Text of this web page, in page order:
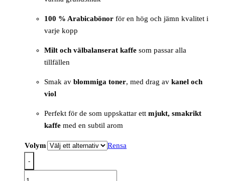
100 % Arabicabönor för en hög och jämn kvalitet i
varje kopp
Milt och välbalanserat kaffe som passar alla
tillfällen
Smak av blommiga toner, med drag av kanel och
viol
Perfekt för de som uppskattar ett mjukt, smakrikt
kaffe med en subtil arom
Volym Rensa
-